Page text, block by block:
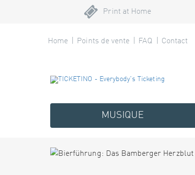
Print at Home
Home Points de vente FAQ Contact
MUSIQUE